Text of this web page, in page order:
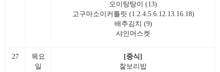
오이탕탕이 (13)
고구마소이커틀릿 (1.2.4.5.6.12.13.16.18)
배추김치 (9)
샤인머스켓
27
목요
일
[중식]
찰보리밥